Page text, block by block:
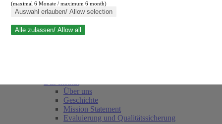
Suche schließen
Über uns
Geschichte
Mission Statement
Evaluierung und Qualitätssicherung
(maximal 6 Monate / maximum 6 month)
Auswahl erlauben/ Allow selection
Alle zulassen/ Allow all